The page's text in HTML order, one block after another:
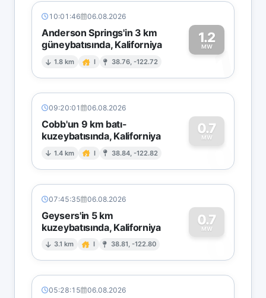
10:01:46 06.08.2026
Anderson Springs'in 3 km
güneybatısında, Kaliforniya
1.8 km I 38.76, -122.72
1.2
MW1
09:20:01 06.08.2026
Cobb'un 9 km batı-
kuzeybatısında, Kaliforniya
1.4 km I 38.84, -122.82
0.7
MW
0
07:45:35 06.08.2026
Geysers'in 5 km
kuzeybatısında, Kaliforniya
3.1 km I 38.81, -122.80
0.7
MW
0
05:28:15 06.08.2026